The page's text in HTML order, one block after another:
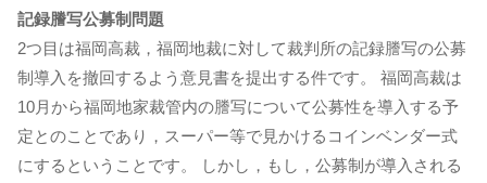
記録謄写公募制問題
2つ目は福岡高裁，福岡地裁に対して裁判所の記録謄写の公募
制導入を撤回するよう意見書を提出する件です。 福岡高裁は
10月から福岡地家裁管内の謄写について公募性を導入する予
定とのことであり，スーパー等で見かけるコインベンダー式
にするということです。 しかし，もし，公募制が導入される